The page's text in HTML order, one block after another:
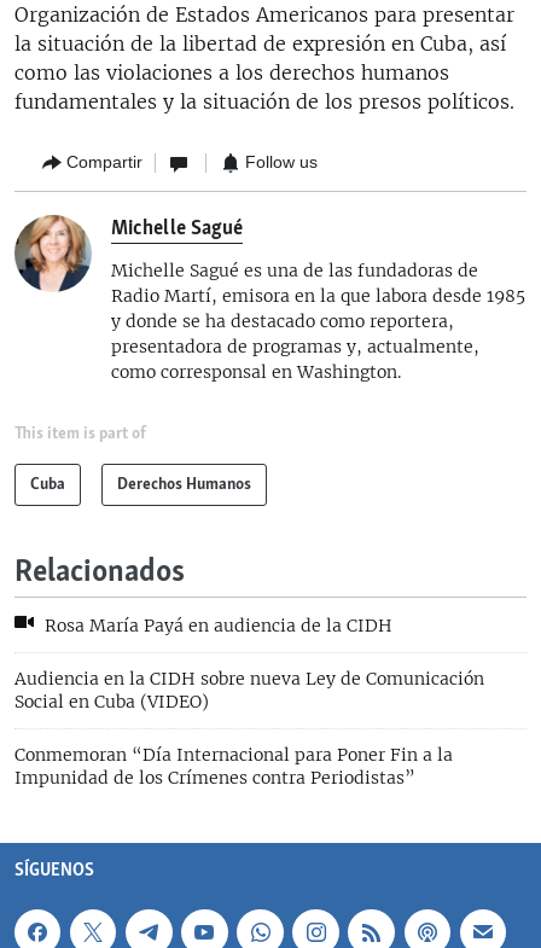
Organización de Estados Americanos para presentar
la situación de la libertad de expresión en Cuba, así
como las violaciones a los derechos humanos
fundamentales y la situación de los presos políticos.
Compartir Follow us
Michelle Sagué
Michelle Sagué es una de las fundadoras de
Radio Martí, emisora en la que labora desde 1985
y donde se ha destacado como reportera,
presentadora de programas y, actualmente,
como corresponsal en Washington.
This item is part of
Cuba Derechos Humanos
Relacionados
Rosa María Payá en audiencia de la CIDH
Audiencia en la CIDH sobre nueva Ley de Comunicación
Social en Cuba (VIDEO)
Conmemoran “Día Internacional para Poner Fin a la
Impunidad de los Crímenes contra Periodistas”
SÍGUENOS